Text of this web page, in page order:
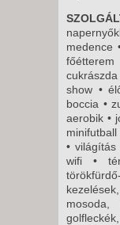
medence
show •
boccia •
aerobik •
minifutball
•
wifi •
mosoda,